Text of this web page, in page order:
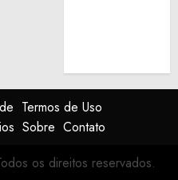
Termos de Uso
Sobre Contato
os direitos reservados.